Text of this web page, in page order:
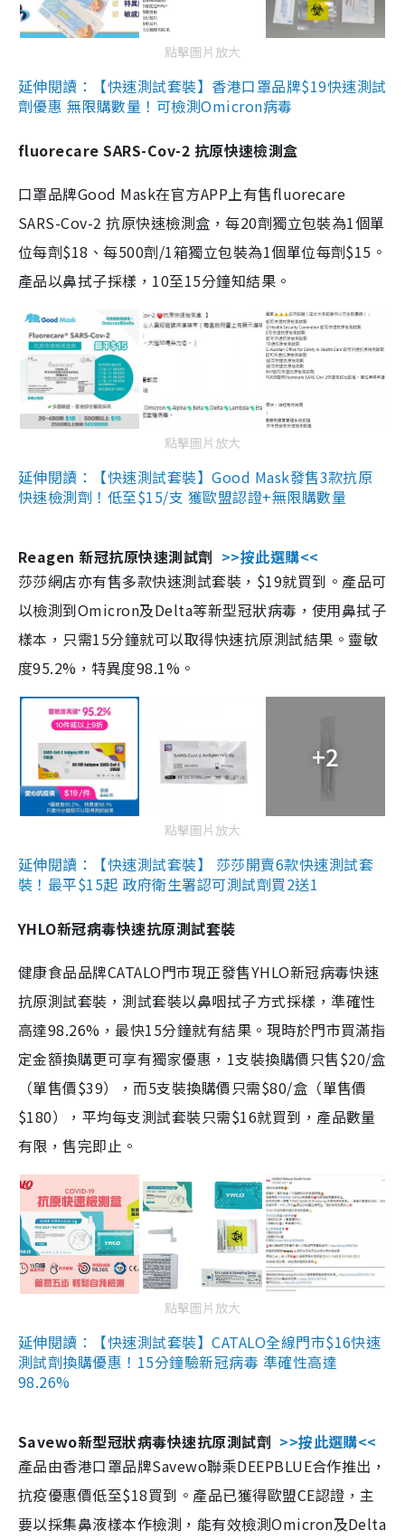
點擊圖片放大
延伸閱讀：【快速測試套裝】香港口罩品牌$19快速測試
劑優惠 無限購數量！可檢測Omicron病毒
fluorecare SARS-Cov-2 抗原快速檢測盒
口罩品牌Good Mask在官方APP上有售fluorecare
SARS-Cov-2 抗原快速檢測盒，每20劑獨立包裝為1個單
位每劑$18、每500劑/1箱獨立包裝為1個單位每劑$15。
產品以鼻拭子採樣，10至15分鐘知結果。
點擊圖片放大
延伸閱讀：【快速測試套裝】Good Mask發售3款抗原
快速檢測劑！低至$15/支 獲歐盟認證+無限購數量
Reagen 新冠抗原快速測試劑 >>按此選購<<
莎莎網店亦有售多款快速測試套裝，$19就買到。產品可
以檢測到Omicron及Delta等新型冠狀病毒，使用鼻拭子
樣本，只需15分鐘就可以取得快速抗原測試結果。靈敏
度95.2%，特異度98.1%。
+2
點擊圖片放大
延伸閱讀：【快速測試套裝】 莎莎開賣6款快速測試套
裝！最平$15起 政府衛生署認可測試劑買2送1
YHLO新冠病毒快速抗原測試套裝
健康食品品牌CATALO門市現正發售YHLO新冠病毒快速
抗原測試套裝，測試套裝以鼻咽拭子方式採樣，準確性
高達98.26%，最快15分鐘就有結果。現時於門市買滿指
定金額換購更可享有獨家優惠，1支裝換購價只售$20/盒
（單售價$39），而5支裝換購價只需$80/盒（單售價
$180），平均每支測試套裝只需$16就買到，產品數量
有限，售完即止。
點擊圖片放大
延伸閱讀：【快速測試套裝】CATALO全線門市$16快速
測試劑換購優惠！15分鐘驗新冠病毒 準確性高達
98.26%
Savewo新型冠狀病毒快速抗原測試劑 >>按此選購<<
產品由香港口罩品牌Savewo聯乘DEEPBLUE合作推出，
抗疫優惠價低至$18買到。產品已獲得歐盟CE認證，主
要以採集鼻液樣本作檢測，能有效檢測Omicron及Delta